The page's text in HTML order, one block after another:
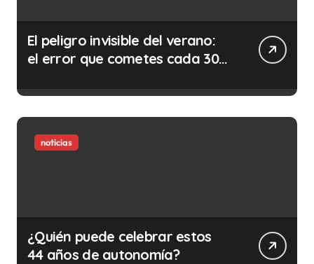
El peligro invisible del verano:
el error que cometes cada 30
ilegalidad que te puede costar
la vida)
noticias
¿Quién puede celebrar estos
44 años de autonomía?